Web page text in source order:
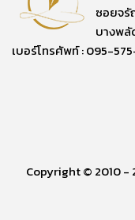
ซอยจรั
บางพลั
เบอร์โทรศัพท์ : 095-
Copyright © 2010 -